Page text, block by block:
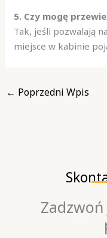
5. Czy mogę
Tak, jeśli pozwalają
miejsce w kabinie
← Poprzedni Wpis